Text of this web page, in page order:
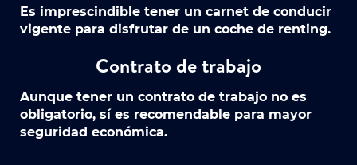
Es imprescindible tener un carnet de conducir
vigente para disfrutar de un coche de renting.
Contrato de trabajo
Aunque tener un contrato de trabajo no es
obligatorio, sí es recomendable para mayor
seguridad económica.